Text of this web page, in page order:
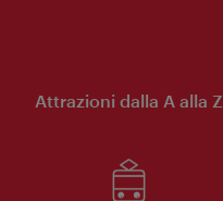
Attrazioni dalla A alla Z